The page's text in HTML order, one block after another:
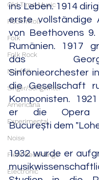
Old Time Music
Rock'n'Roll
Folk
Folk Rock
Neofolk
Singer/Songwriter
Americana
Experimental
Noise
Field Recordings
Electronic
ins Leben. 1914
erste vollständige
von Beethovens 9.
Rumänien. 1917
das George-
Sinfonieorchester
die Gesellschaft
Komponisten.
er die Opera
București dem
1932 wurde er